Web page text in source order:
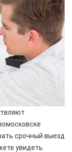
срочный выезд
увидеть